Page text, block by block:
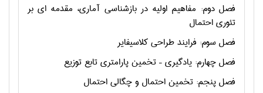
فصل دوم: مفاهیم اولیه در بازشناسی آماری، مقدمه ای بر
تئوری احتمال
فصل سوم: فرایند طراحی کلاسیفایر
فصل چهارم: یادگیری – تخمین پارامتری تابع توزیع
فصل پنجم: تخمین احتمال و چگالی احتمال